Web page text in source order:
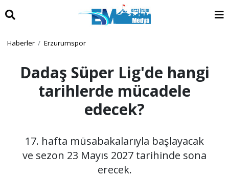
Haberler Erzurumspor
Dadaş Süper Lig'de hangi
tarihlerde mücadele
edecek?
17. hafta müsabakalarıyla başlayacak
ve sezon 23 Mayıs 2027 tarihinde sona
erecek.